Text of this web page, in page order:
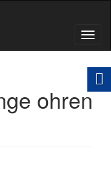
ohren